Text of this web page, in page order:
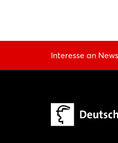
Interesse an